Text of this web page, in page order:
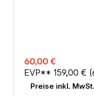
einfach den Knopf
eine vertikale oder
bringen. Wenn die
verschließt sie den
den Luftdurchlass.
60,00 €
EVP** 159,00 €
Preise inkl.